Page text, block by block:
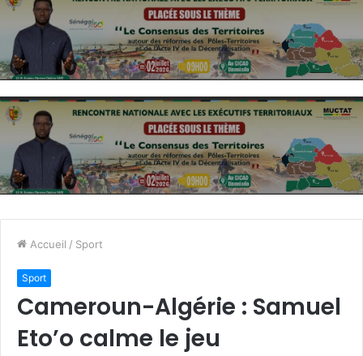
Accueil / Sport
Sport
Cameroun-Algérie : Samuel
Eto’o calme le jeu